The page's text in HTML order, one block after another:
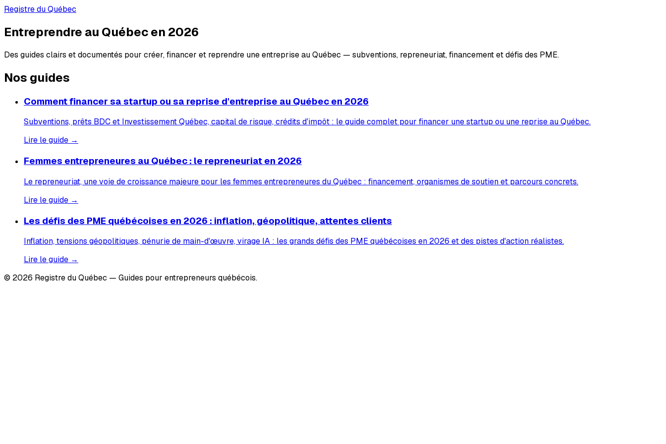
Registre du Québec
Entreprendre au Québec en 2026
Des guides clairs et documentés pour créer, financer et reprendre une entreprise au Québec — subventions, repreneuriat, financement et défis des PME.
Nos guides
Comment financer sa startup ou sa reprise d'entreprise au Québec en 2026
Subventions, prêts BDC et Investissement Québec, capital de risque, crédits d'impôt : le guide complet pour financer une startup ou une reprise au Québec.
Lire le guide →
Femmes entrepreneures au Québec : le repreneuriat en 2026
Le repreneuriat, une voie de croissance majeure pour les femmes entrepreneures du Québec : financement, organismes de soutien et parcours concrets.
Lire le guide →
Les défis des PME québécoises en 2026 : inflation, géopolitique, attentes clients
Inflation, tensions géopolitiques, pénurie de main-d'œuvre, virage IA : les grands défis des PME québécoises en 2026 et des pistes d'action réalistes.
Lire le guide →
© 2026 Registre du Québec — Guides pour entrepreneurs québécois.